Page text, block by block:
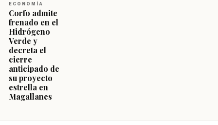
ECONOMÍA
Corfo admite
frenado en el
Hidrógeno
Verde y
decreta el
cierre
anticipado de
su proyecto
estrella en
Magallanes